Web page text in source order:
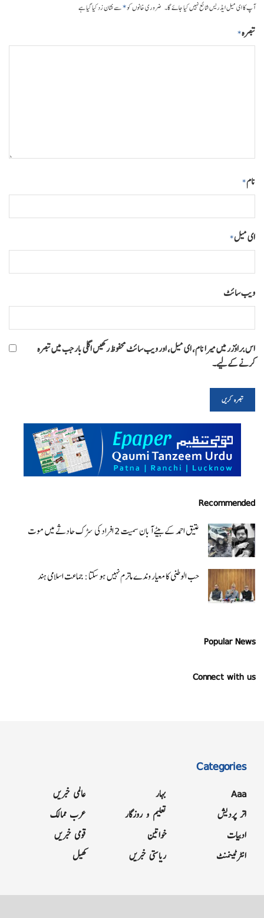
آپ کا ای میل ایڈریس شائع نہیں کیا جائے گا۔ ضروری خانوں کو*سے نشان زد کیا گیا ہے
تبصرہ*
نام*
ای میل*
ویب‌ سائٹ
اس براؤزر میں میرا نام، ای میل، اور ویب سائٹ محفوظ رکھیں اگلی بار جب میں تبصرہ
کرنے کےلیے۔
Recommended
عتیق احمد کے بیٹے آبان سمیت 2 افراد کی سڑک حادثے میں موت
حب الوطنی کا معیار وندے ماترم نہیں ہو سکتا : جماعت اسلامی ہند
Popular News
Connect with us
Categories
Aaa
اتر پردیش
ادبیات
انٹرٹینمنٹ
بہار
تعلیم و روزگار
خواتین
ریاستی خبریں
عالمی خبریں
عرب ممالک
قومی خبریں
کھیل